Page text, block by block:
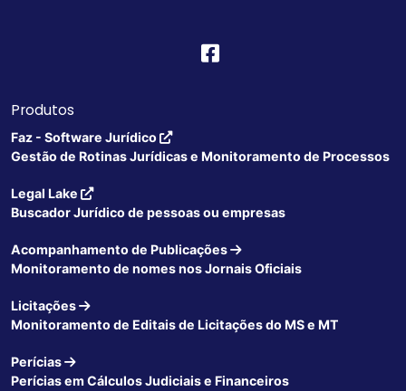
Produtos
Faz - Software Jurídico
Gestão de Rotinas Jurídicas e Monitoramento de Processos
Legal Lake
Buscador Jurídico de pessoas ou empresas
Acompanhamento de Publicações
Monitoramento de nomes nos Jornais Oficiais
Licitações
Monitoramento de Editais de Licitações do MS e MT
Perícias
Perícias em Cálculos Judiciais e Financeiros